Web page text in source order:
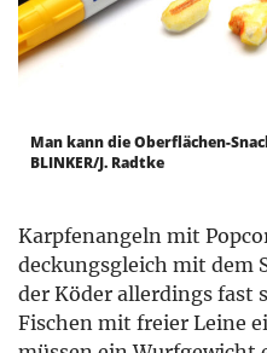
Man kann die Oberflächen-
BLINKER/J. Radtke
Karpfenangeln mit
deckungsgleich mit dem
der Köder allerdings fast
Fischen mit freier Leine